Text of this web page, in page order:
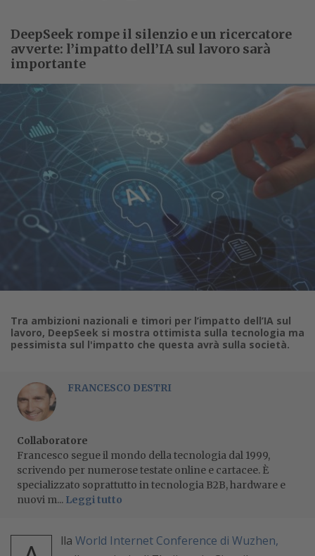
DeepSeek rompe il silenzio e un ricercatore
avverte: l’impatto dell’IA sul lavoro sarà
importante
Tra ambizioni nazionali e timori per l’impatto dell’IA sul
lavoro, DeepSeek si mostra ottimista sulla tecnologia ma
pessimista sul l'impatto che questa avrà sulla società.
FRANCESCO DESTRI
Collaboratore
Francesco segue il mondo della tecnologia dal 1999,
scrivendo per numerose testate online e cartacee. È
specializzato soprattutto in tecnologia B2B, hardware e
nuovi m... Leggi tutto
lla World Internet Conference di Wuzhen,